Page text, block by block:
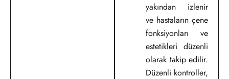
yakından izlenir
ve hastaların çene
fonksiyonları ve
estetikleri düzenli
olarak takip edilir.
Düzenli kontroller,